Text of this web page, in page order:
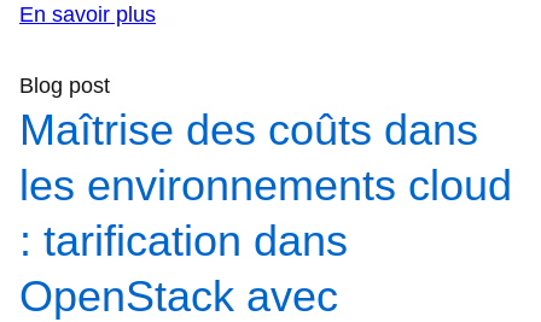
En savoir plus
Blog post
Maîtrise des coûts dans
les environnements cloud
: tarification dans
OpenStack avec